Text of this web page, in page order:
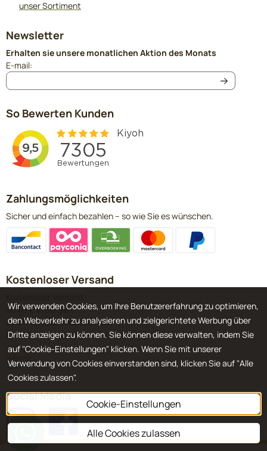
unser Sortiment
Newsletter
Erhalten sie unsere monatlichen Aktion des Monats
E-mail:
So Bewerten Kunden
Zahlungsmöglichkeiten
Sicher und einfach bezahlen – so wie Sie es wünschen.
Kostenloser Versand
ab 40 € in Belgien
ab 60 € in den Niederlanden
ab 120 € in Deutschland & Luxemburg
Social Media
Wir verwenden Cookies, um Ihre Benutzererfahrung zu optimieren,
den Webverkehr zu analysieren und zielgerichtete Werbung über
Dritte anzeigen zu können. Sie können diese verwalten, indem Sie
auf "Cookie-Einstellungen" klicken. Wenn Sie mit unserer
Verwendung von Cookies einverstanden sind, klicken Sie auf "Alle
Cookies zulassen".
Cookie-Einstellungen
Alle Cookies zulassen